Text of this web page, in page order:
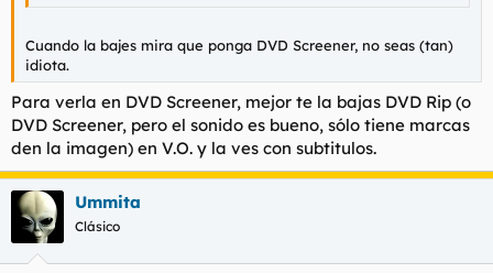
Cuando la bajes mira que ponga DVD Screener, no seas (tan)
idiota.
Para verla en DVD Screener, mejor te la bajas DVD Rip (o
DVD Screener, pero el sonido es bueno, sólo tiene marcas
den la imagen) en V.O. y la ves con subtitulos.
Ummita
Clásico